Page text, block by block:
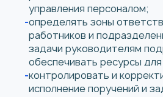
управления персоналом;
определять зоны
работников и
задачи руководителям
обеспечивать ресурсы
контролировать и
исполнение поручений и